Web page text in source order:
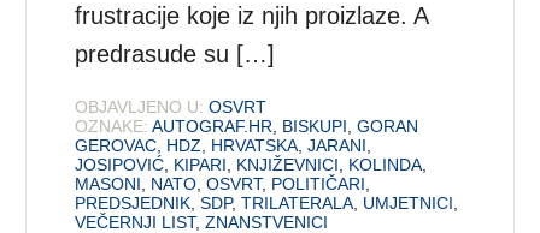
frustracije koje iz njih proizlaze. A
predrasude su […]
OBJAVLJENO U: OSVRT
OZNAKE: AUTOGRAF.HR BISKUPI ,GORAN
GEROVAC HDZ HRVATSKA ,JARANI
JOSIPOVIĆ KIPARI KNJIŽEVNICI KOLINDA
MASONI
NATO ,OSVRT, POLITIČARI
PREDSJEDNIK ,SDP,TRILATERALA UMJETNICI
VEČERNJI LIST,ZNANSTVENICI